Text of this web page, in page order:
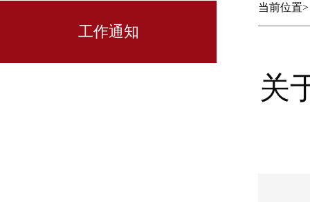
工作通知
当前位置
关